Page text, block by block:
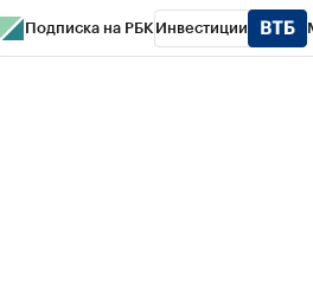
Подписка на РБК Инвестиции